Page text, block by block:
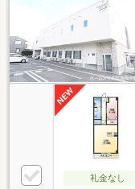
礼金なし